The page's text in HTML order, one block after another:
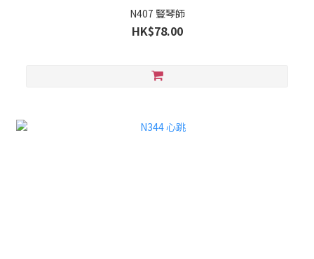
N407 豎琴師
HK$78.00